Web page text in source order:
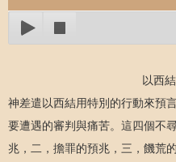
以西
神差遣以西結用特別的行動來預
要遭遇的審判與痛苦。這四個不
兆，二，擔罪的預兆，三，饑荒